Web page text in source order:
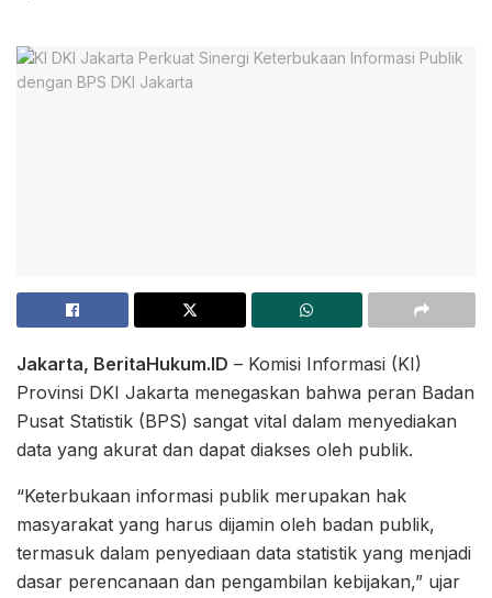
Jakarta, BeritaHukum.ID – Komisi Informasi (KI)
Provinsi DKI Jakarta menegaskan bahwa peran Badan
Pusat Statistik (BPS) sangat vital dalam menyediakan
data yang akurat dan dapat diakses oleh publik.
“Keterbukaan informasi publik merupakan hak
masyarakat yang harus dijamin oleh badan publik,
termasuk dalam penyediaan data statistik yang menjadi
dasar perencanaan dan pengambilan kebijakan,” ujar